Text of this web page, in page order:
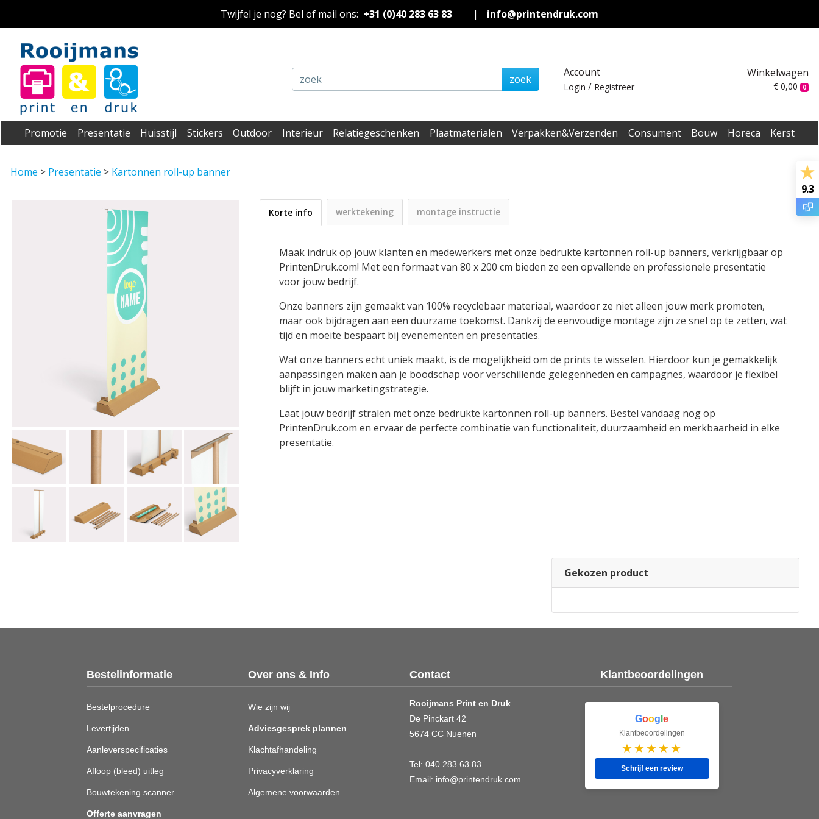
Twijfel je nog? Bel of mail ons: +31 (0)40 283 63 83 | info@printendruk.com
zoek
Account
Login / Registreer
Winkelwagen
€ 0,00 0
Promotie Presentatie Huisstijl Stickers Outdoor Interieur Relatiegeschenken Plaatmaterialen Verpakken&Verzenden Consument Bouw Horeca Kerst
Home > Presentatie > Kartonnen roll-up banner
Korte info werktekening montage instructie
Maak indruk op jouw klanten en medewerkers met onze bedrukte kartonnen roll-up banners, verkrijgbaar op
PrintenDruk.com! Met een formaat van 80 x 200 cm bieden ze een opvallende en professionele presentatie
voor jouw bedrijf.
Onze banners zijn gemaakt van 100% recyclebaar materiaal, waardoor ze niet alleen jouw merk promoten,
maar ook bijdragen aan een duurzame toekomst. Dankzij de eenvoudige montage zijn ze snel op te zetten, wat
tijd en moeite bespaart bij evenementen en presentaties.
Wat onze banners echt uniek maakt, is de mogelijkheid om de prints te wisselen. Hierdoor kun je gemakkelijk
aanpassingen maken aan je boodschap voor verschillende gelegenheden en campagnes, waardoor je flexibel
blijft in jouw marketingstrategie.
Laat jouw bedrijf stralen met onze bedrukte kartonnen roll-up banners. Bestel vandaag nog op
PrintenDruk.com en ervaar de perfecte combinatie van functionaliteit, duurzaamheid en merkbaarheid in elke
presentatie.
Gekozen product
Bestelinformatie
Bestelprocedure
Levertijden
Aanleverspecificaties
Afloop (bleed) uitleg
Bouwtekening scanner
Offerte aanvragen
Over ons & Info
Wie zijn wij
Adviesgesprek plannen
Klachtafhandeling
Privacyverklaring
Algemene voorwaarden
Contact
Rooijmans Print en Druk
De Pinckart 42
5674 CC Nuenen
Tel: 040 283 63 83
Email: info@printendruk.com
Klantbeoordelingen
Goog e
Klantbeoordelingen
★★★★★
Schrijf een review
9.3